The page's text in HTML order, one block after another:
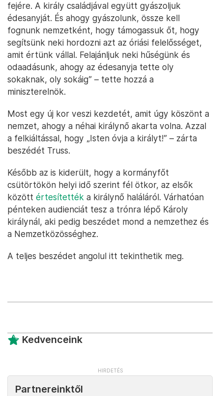
fejére. A király családjával együtt gyászoljuk
édesanyját. És ahogy gyászolunk, össze kell
fognunk nemzetként, hogy támogassuk őt, hogy
segítsünk neki hordozni azt az óriási felelősséget,
amit értünk vállal. Felajánljuk neki hűségünk és
odaadásunk, ahogy az édesanyja tette oly
sokaknak, oly sokáig” – tette hozzá a
miniszterelnök.
Most egy új kor veszi kezdetét, amit úgy köszönt a
nemzet, ahogy a néhai királynő akarta volna. Azzal
a felkiáltással, hogy „Isten óvja a királyt!” – zárta
beszédét Truss.
Később az is kiderült, hogy a kormányfőt
csütörtökön helyi idő szerint fél ötkor, az elsők
között értesítették a királynő haláláról. Várhatóan
pénteken audienciát tesz a trónra lépő Károly
királynál, aki pedig beszédet mond a nemzethez és
a Nemzetközösséghez.
A teljes beszédet angolul itt tekinthetik meg.
Kedvenceink
Partnereinktől